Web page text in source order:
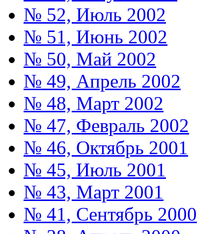
№ 52, Июль 2002
№ 51, Июнь 2002
№ 50, Май 2002
№ 49, Апрель 2002
№ 48, Март 2002
№ 47, Февраль 2002
№ 46, Октябрь 2001
№ 45, Июль 2001
№ 43, Март 2001
№ 41, Сентябрь 2000